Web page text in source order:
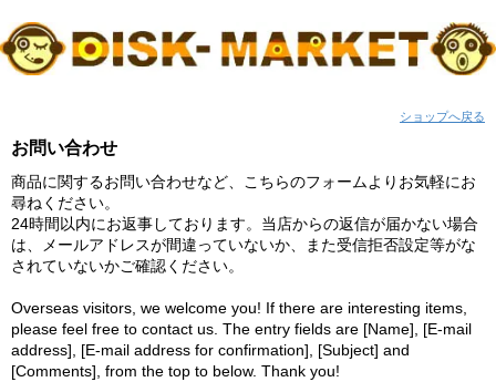
ショップへ戻る
お問い合わせ
商品に関するお問い合わせなど、こちらのフォームよりお気軽にお
尋ねください。
24時間以内にお返事しております。当店からの返信が届かない場合
は、メールアドレスが間違っていないか、また受信拒否設定等がな
されていないかご確認ください。
Overseas visitors, we welcome you! If there are interesting items,
please feel free to contact us. The entry fields are [Name], [E-mail
address], [E-mail address for confirmation], [Subject] and
[Comments], from the top to below. Thank you!